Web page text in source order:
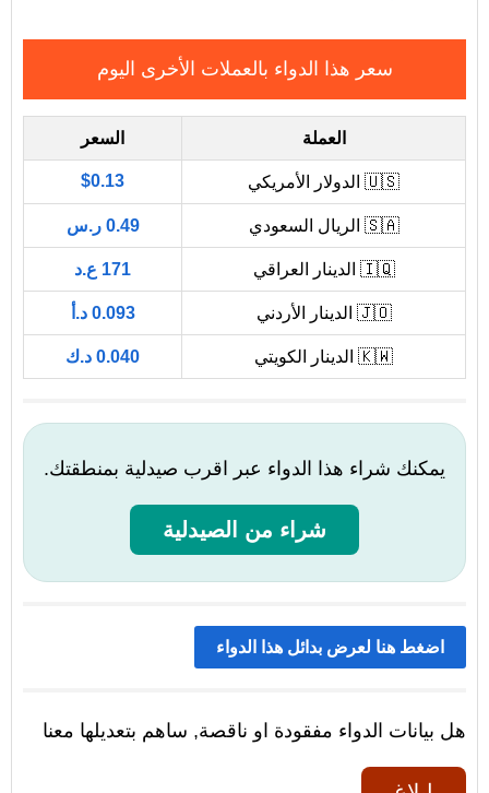
سعر هذا الدواء بالعملات الأخرى اليوم
العملة السعر
🇺🇸 الدولار الأمريكي $0.13
🇸🇦 الريال السعودي 0.49 ر.س
🇮🇶 الدينار العراقي 171 ع.د
🇯🇴 الدينار الأردني 0.093 د.أ
🇰🇼 الدينار الكويتي 0.040 د.ك
يمكنك شراء هذا الدواء عبر اقرب صيدلية بمنطقتك.
شراء من الصيدلية
اضغط هنا لعرض بدائل هذا الدواء
هل بيانات الدواء مفقودة او ناقصة, ساهم بتعديلها معنا